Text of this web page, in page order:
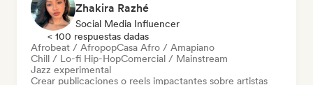
Zhakira Razhé
Social Media Influencer
< 100 respuestas dadas
Afrobeat / AfropopCasa Afro / Amapiano
Chill / Lo-fi Hip-HopComercial / Mainstream
Jazz experimental
Crear publicaciones o reels impactantes sobre artistas